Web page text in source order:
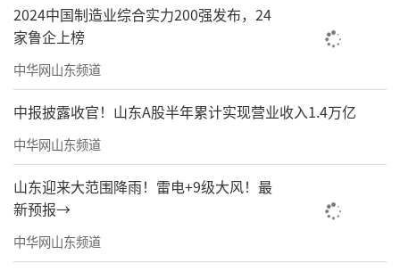
2024中国制造业综合实力200强发布，24
家鲁企上榜
中华网山东频道
中报披露收官！山东A股半年累计实现营业收入1.4万亿
中华网山东频道
山东迎来大范围降雨！雷电+9级大风！最
新预报→
中华网山东频道